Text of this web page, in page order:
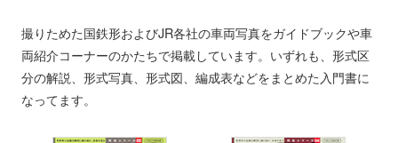
撮りためた国鉄形およびJR各社の車両写真をガイドブックや車
両紹介コーナーのかたちで掲載しています。いずれも、形式区
分の解説、形式写真、形式図、編成表などをまとめた入門書に
なってます。